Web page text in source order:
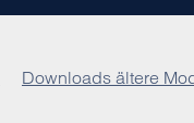
Downloads ältere